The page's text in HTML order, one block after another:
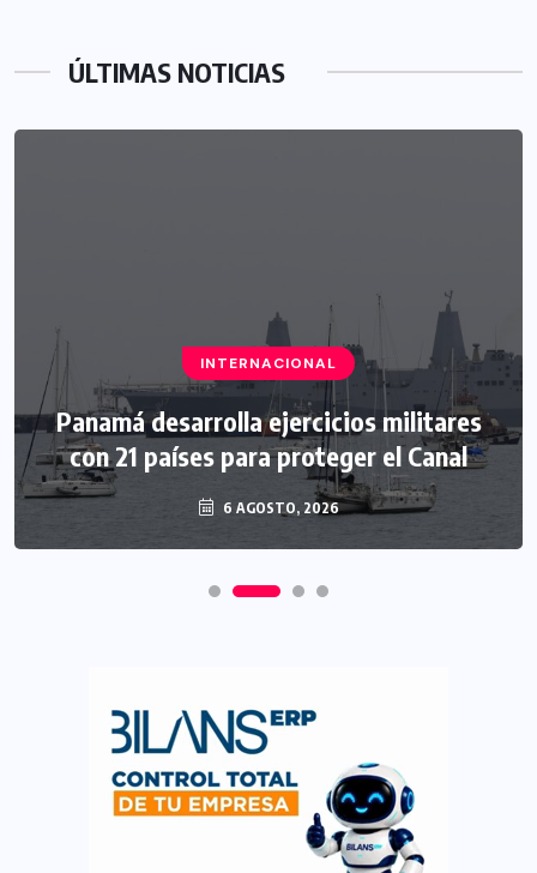
ÚLTIMAS NOTICIAS
INTERNACIONAL
Panamá desarrolla ejercicios militares
con 21 países para proteger el Canal
6 AGOSTO, 2026